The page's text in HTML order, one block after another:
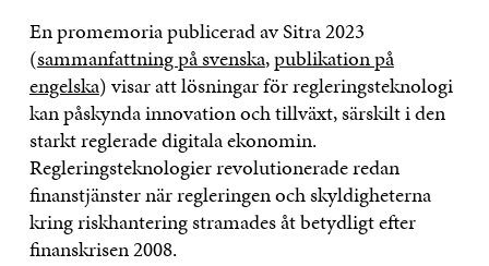
En promemoria publicerad av Sitra 2023
(sammanfattning på svenska,publikation på
engelska) visar att lösningar för regleringsteknologi
kan påskynda innovation och tillväxt, särskilt i den
starkt reglerade digitala ekonomin.
Regleringsteknologier revolutionerade redan
finanstjänster när regleringen och skyldigheterna
kring riskhantering stramades åt betydligt efter
finanskrisen 2008.